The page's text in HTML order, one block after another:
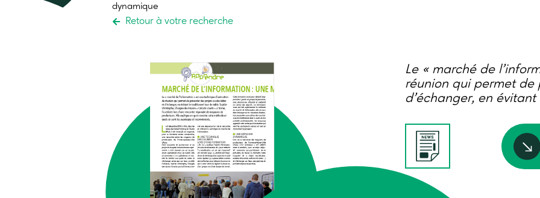
dynamique
Retour à votre recherche
Le « marché de
réunion qui permet de
d’échanger, en